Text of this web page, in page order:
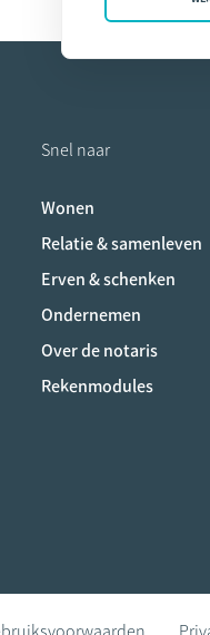
Snel naar
Wonen
Relatie & samenleven
Erven & schenken
Ondernemen
Over de notaris
Rekenmodules